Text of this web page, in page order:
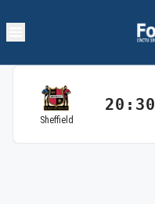
Sheffield
20:30